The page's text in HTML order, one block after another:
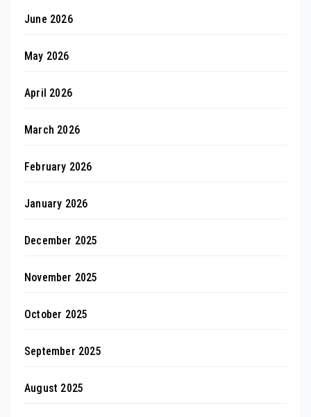
June 2026
May 2026
April 2026
March 2026
February 2026
January 2026
December 2025
November 2025
October 2025
September 2025
August 2025